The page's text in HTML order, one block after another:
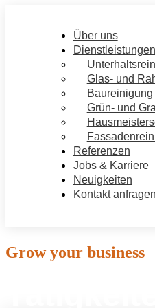
Über uns
Dienstleistungen
Glas‑ und
Baureinigung
Grün- und
Referenzen
Jobs & Karriere
Neuigkeiten
Kontakt anfragen
Grow your business